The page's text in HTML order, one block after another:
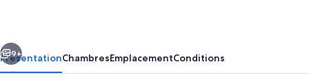
Suivant
9+
PrésentationChambresEmplacementConditions